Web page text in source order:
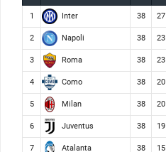
1 Inter 38 27
2 Napoli 38 23
3 Roma 38 23
4 Como 38 20
5 Milan 38 20
6 Juventus 38 19
7 Atalanta 38 15